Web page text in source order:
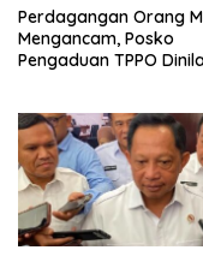
Perdagangan Orang
Mengancam, Posko
Pengaduan TPPO